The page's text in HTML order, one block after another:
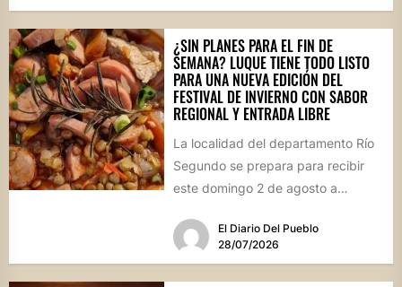
¿SIN PLANES PARA EL FIN DE
SEMANA? LUQUE TIENE TODO LISTO
PARA UNA NUEVA EDICIÓN DEL
FESTIVAL DE INVIERNO CON SABOR
REGIONAL Y ENTRADA LIBRE
La localidad del departamento Río
Segundo se prepara para recibir
este domingo 2 de agosto a
El Diario Del Pueblo
28/07/2026